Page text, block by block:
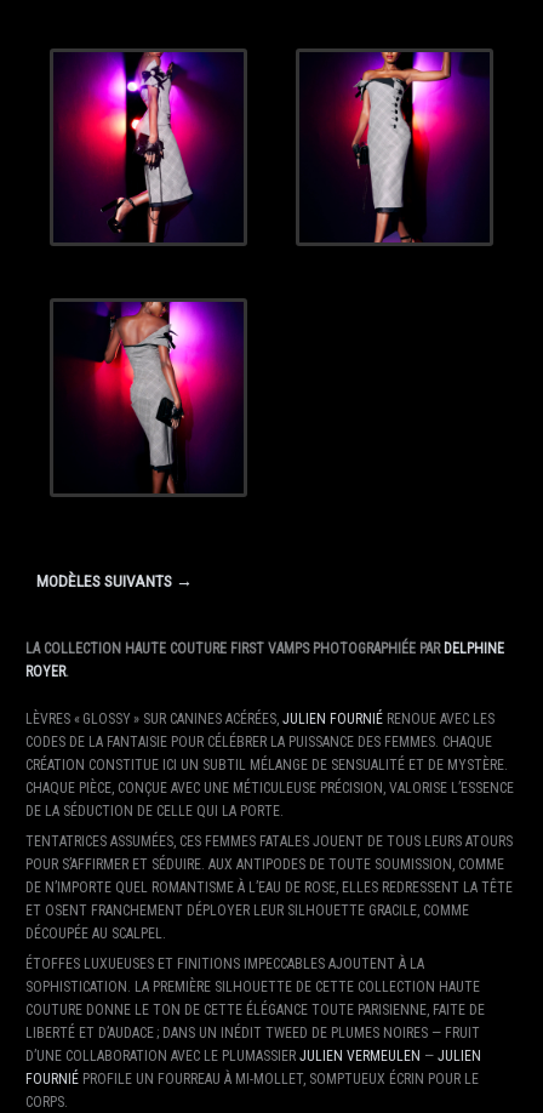
MODÈLES SUIVANTS →
LA COLLECTION HAUTE COUTURE FIRST VAMPS PHOTOGRAPHIÉE PAR DELPHINE
ROYER.
LÈVRES « GLOSSY » SUR CANINES ACÉRÉES,JULIEN FOURNIÉRENOUE AVEC LES
CODES DE LA FANTAISIE POUR CÉLÉBRER LA PUISSANCE DES FEMMES. CHAQUE
CRÉATION CONSTITUE ICI UN SUBTIL MÉLANGE DE SENSUALITÉ ET DE MYSTÈRE.
CHAQUE PIÈCE, CONÇUE AVEC UNE MÉTICULEUSE PRÉCISION, VALORISE L’ESSENCE
DE LA SÉDUCTION DE CELLE QUI LA PORTE.
TENTATRICES ASSUMÉES, CES FEMMES FATALES JOUENT DE TOUS LEURS ATOURS
POUR S’AFFIRMER ET SÉDUIRE. AUX ANTIPODES DE TOUTE SOUMISSION, COMME
DE N’IMPORTE QUEL ROMANTISME À L’EAU DE ROSE, ELLES REDRESSENT LA TÊTE
ET OSENT FRANCHEMENT DÉPLOYER LEUR SILHOUETTE GRACILE, COMME
DÉCOUPÉE AU SCALPEL.
ÉTOFFES LUXUEUSES ET FINITIONS IMPECCABLES AJOUTENT À LA
SOPHISTICATION. LA PREMIÈRE SILHOUETTE DE CETTE COLLECTION HAUTE
COUTURE DONNE LE TON DE CETTE ÉLÉGANCE TOUTE PARISIENNE, FAITE DE
LIBERTÉ ET D’AUDACE ; DANS UN INÉDIT TWEED DE PLUMES NOIRES — FRUIT
D’UNE COLLABORATION AVEC LE PLUMASSIERJULIEN VERMEULEN —JULIEN
FOURNIÉPROFILE UN FOURREAU À MI-MOLLET, SOMPTUEUX ÉCRIN POUR LE
CORPS.